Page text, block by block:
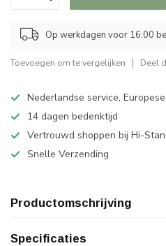
Op werkdagen voor 16:00
Toevoegen om te vergelijken Deel
Nederlandse service,
14 dagen bedenktijd
Vertrouwd shoppen bij Hi-
Snelle Verzending
Productomschrijving
Specificaties